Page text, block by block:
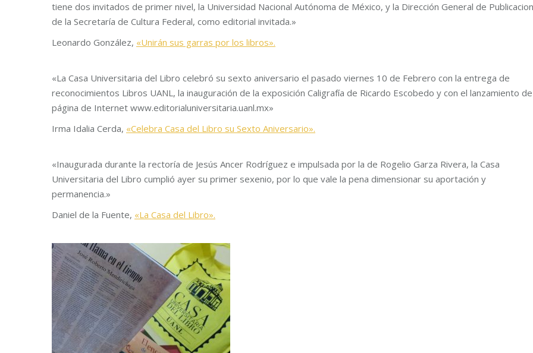
tiene dos invitados de primer nivel, la Universidad Nacional Autónoma de México, y la Dirección General de
de la Secretaría de Cultura Federal, como editorial invitada.»
Leonardo González, «Unirán sus garras por los libros».
«La Casa Universitaria del Libro celebró su sexto aniversario el pasado viernes 10 de Febrero con la entrega de
reconocimientos Libros UANL, la inauguración de la exposición Caligrafía de Ricardo Escobedo y con el lanzamiento
página de Internet www.editorialuniversitaria.uanl.mx»
Irma Idalia Cerda, «Celebra Casa del Libro su Sexto Aniversario».
«Inaugurada durante la rectoría de Jesús Ancer Rodríguez e impulsada por la de Rogelio Garza Rivera, la Casa
Universitaria del Libro cumplió ayer su primer sexenio, por lo que vale la pena dimensionar su aportación y
permanencia.»
Daniel de la Fuente, «La Casa del Libro».